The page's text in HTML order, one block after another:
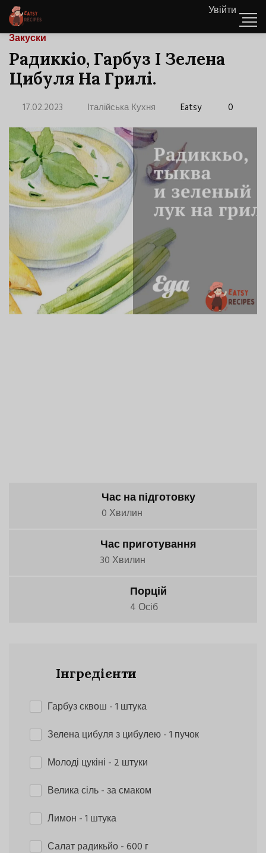
Увійти
Закуски
Радиккіо, Гарбуз І Зелена
Цибуля На Грилі.
17.02.2023 Італійська Кухня Eatsy 0
Час на підготовку
0 Хвилин
Час приготування
30 Хвилин
Порцій
4 Осіб
Інгредієнти
Гарбуз сквош - 1 штука
Зелена цибуля з цибулею- 1 пучок
Молоді цукіні - 2 штуки
Велика сіль- за смаком
Лимон - 1 штука
Салат радикьйо- 600 г